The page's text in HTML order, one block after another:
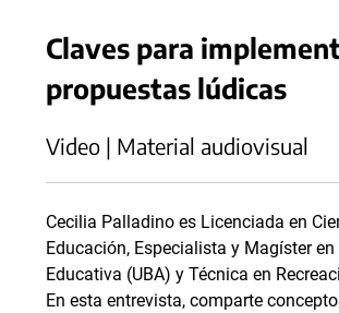
Claves para
propuestas lúdicas
Video | Material audiovisual
Cecilia Palladino es Licenciada en
Educación, Especialista y Magíster
Educativa (UBA) y Técnica en
En esta entrevista, comparte